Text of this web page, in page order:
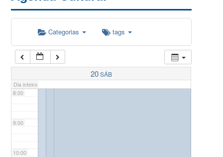
Categorias tags
20SÁB
Dia inteiro
5:00
7:00
8:00
9:00
10:00